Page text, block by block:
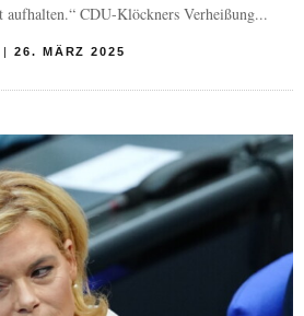
aufhalten.“ CDU-Klöckners Verheißung...
26. MÄRZ 2025